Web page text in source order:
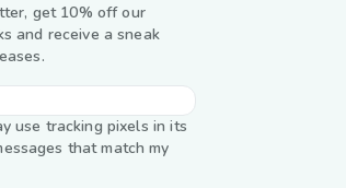
get 10% off our
and receive a sneak
use tracking pixels in its
that match my